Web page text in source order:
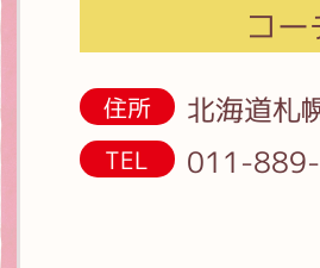
コ
住所 北海道札
TEL 011-